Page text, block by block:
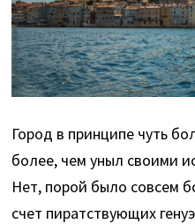
Город в принципе чуть
более, чем уныл своими
Нет, порой было совсем
счет пиратствующих